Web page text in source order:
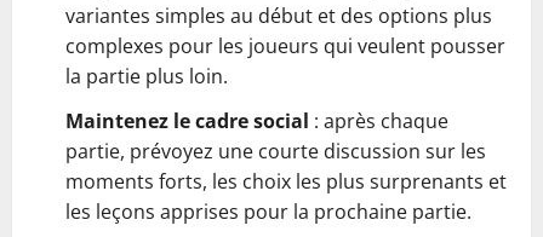
variantes simples au début et des options plus
complexes pour les joueurs qui veulent pousser
la partie plus loin.
Maintenez le cadre social : après chaque
partie, prévoyez une courte discussion sur les
moments forts, les choix les plus surprenants et
les leçons apprises pour la prochaine partie.